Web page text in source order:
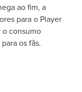
ao fim, a
para o Player
consumo
os fãs.